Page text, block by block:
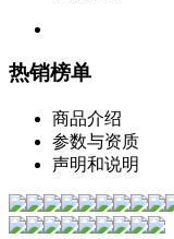
热销榜单
商品介绍
参数与资质
声明和说明